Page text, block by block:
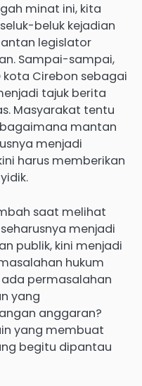
minat ini, kita
beluk kejadian
legislator
Sampai-sampai,
kota Cirebon sebagai
tajuk berita
Masyarakat tentu
mantan
menjadi
harus memberikan
saat melihat
menjadi
publik, kini menjadi
hukum
permasalahan
yang
anggaran?
yang membuat
begitu dipantau